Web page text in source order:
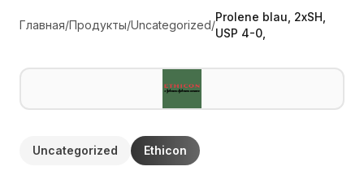
Главная/Продукты/Uncategorized/
Prolene blau, 2xSH,
USP 4-0,
Uncategorized Ethicon